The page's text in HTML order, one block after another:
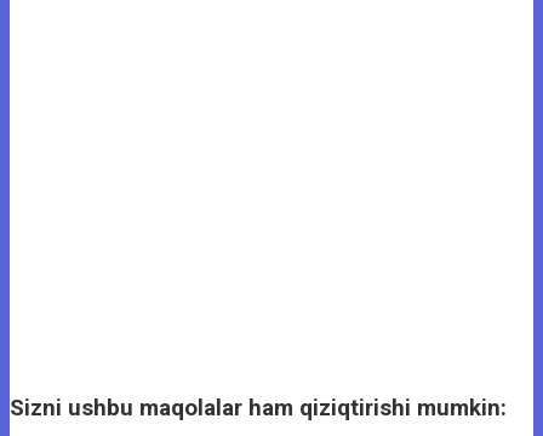
Sizni ushbu maqolalar ham qiziqtirishi mumkin: